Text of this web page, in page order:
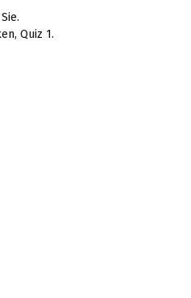
Quiz 1.